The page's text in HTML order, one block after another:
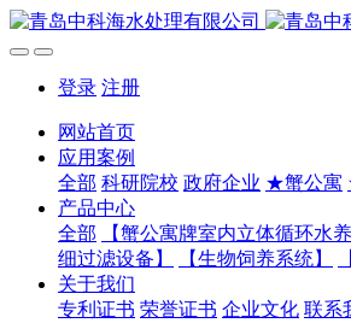
登录 注册
网站首页
应用案例
全部 科研院校 政府企业 ★蟹公寓
产品中心
全部
【蟹公寓牌室内立体循环水
细过滤设备】
【生物饲养系统】
关于我们
专利证书 荣誉证书 企业文化 联系